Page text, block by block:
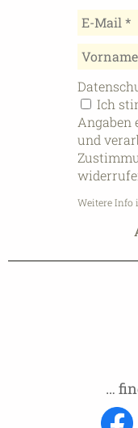
Ich
Angaben
und
Weitere Info
…